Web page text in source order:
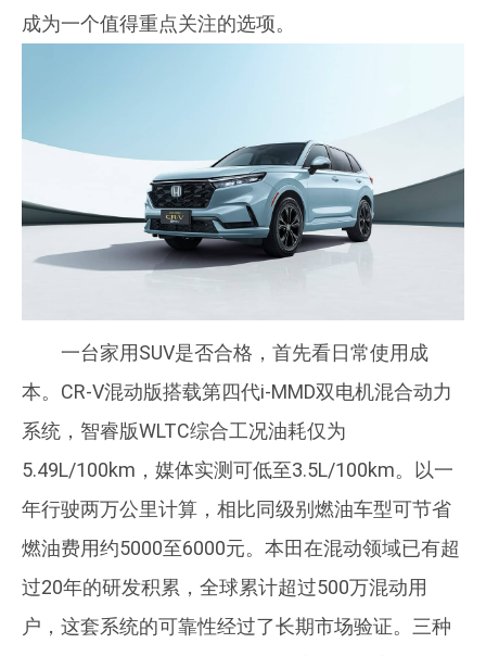
成为一个值得重点关注的选项。
一台家用SUV是否合格，首先看日常使用成
本。CR-V混动版搭载第四代i-MMD双电机混合动力
系统，智睿版WLTC综合工况油耗仅为
5.49L/100km，媒体实测可低至3.5L/100km。以一
年行驶两万公里计算，相比同级别燃油车型可节省
燃油费用约5000至6000元。本田在混动领域已有超
过20年的研发积累，全球累计超过500万混动用
户，这套系统的可靠性经过了长期市场验证。三种